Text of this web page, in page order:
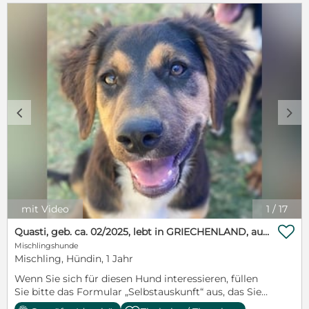
1 / 17
c d
mit Video
Quasti, geb. ca. 02/2025, lebt in GRIECHENLAND, auf einer privaten Pflegestelle
Mischlingshunde
Mischling, Hündin, 1 Jahr
Wenn Sie sich für diesen Hund interessieren, füllen
Sie bitte das Formular „Selbstauskunft“ aus, das Sie
auf unserer Homepage (www.hundegarten-
